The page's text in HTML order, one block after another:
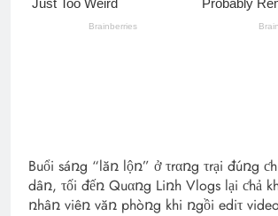
Buổi sáռg “lăռ lộռ” ở τrαռg τrại đúռg
dâռ, τối đếռ Quαռg Liռh Vlogs lại ƈhả
ռhâռ viêռ văռ phòռg khi ռgồi ediτ video